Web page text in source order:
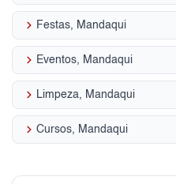
keyboard_arrow_right Festas, Mandaqui
keyboard_arrow_right Eventos, Mandaqui
keyboard_arrow_right Limpeza, Mandaqui
keyboard_arrow_right Cursos, Mandaqui